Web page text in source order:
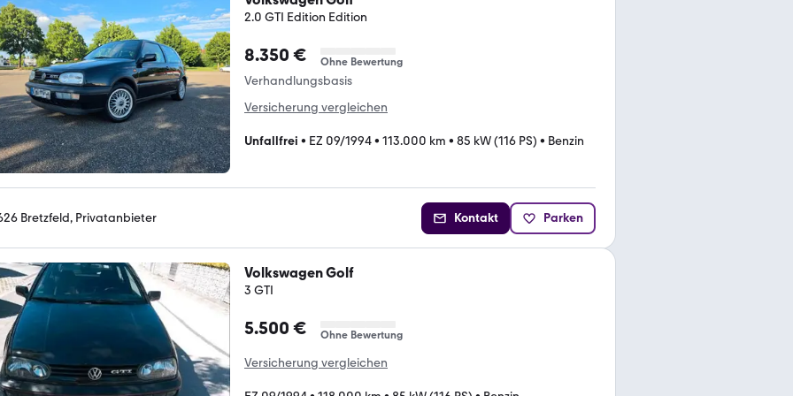
2.0 GTI Edition Edition
8.350 € Ohne Bewertung
Verhandlungsbasis
Versicherung vergleichen
Unfallfrei • EZ 09/1994• 113.000 km • 85 kW (116 PS) • Benzin
Bretzfeld, Privatanbieter Kontakt Parken
Volkswagen Golf
3 GTI
5.500 € Ohne Bewertung
Versicherung vergleichen